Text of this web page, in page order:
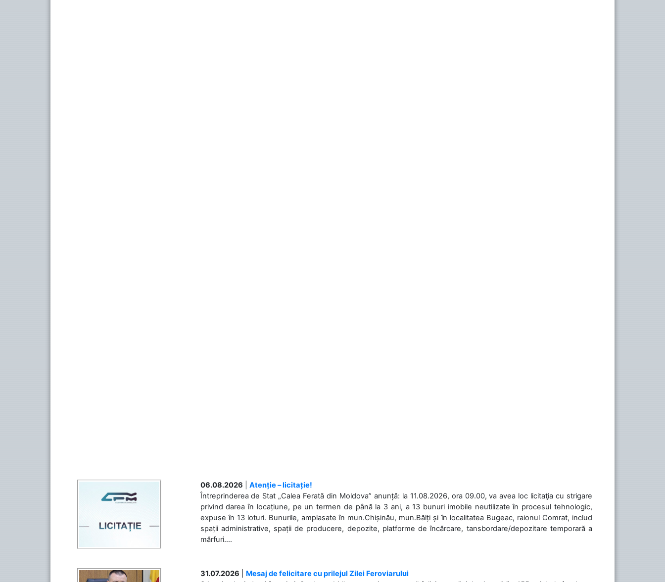
06.08.2026
Atenție – licitație!
Întreprinderea de Stat „Calea Ferată din Moldova” anunță: la 11.08.2026, ora 09.00, va avea loc licitaţia cu strigare
privind darea în locațiune, pe un termen de până la 3 ani, a 13 bunuri imobile neutilizate în procesul tehnologic,
expuse în 13 loturi. Bunurile, amplasate în mun.Chișinău, mun.Bălți și în localitatea Bugeac, raionul Comrat, includ
spații administrative, spații de producere, depozite, platforme de încărcare, tansbordare/depozitare temporară a
mărfuri....
31.07.2026
Mesaj de felicitare cu prilejul Zilei Feroviarului